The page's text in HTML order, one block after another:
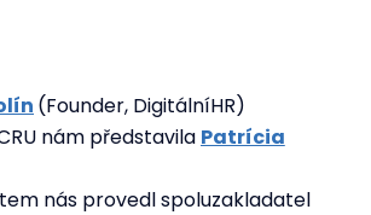
(Founder, DigitálníHR)
nám představila Patrícia
nás provedl spoluzakladatel